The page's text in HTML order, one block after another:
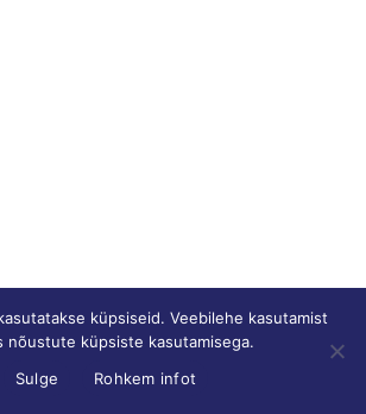
küpsiseid. Veebilehe kasutamist
nõustute küpsiste kasutamisega.
Sulge
Rohkem infot